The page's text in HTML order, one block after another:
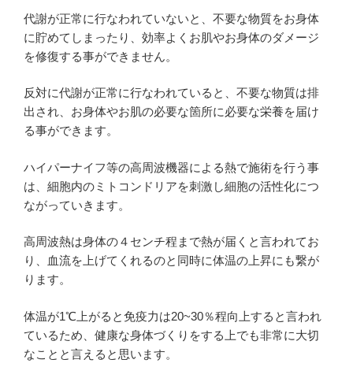
代謝が正常に行なわれていないと、不要な物質をお身体
に貯めてしまったり、効率よくお肌やお身体のダメージ
を修復する事ができません。
反対に代謝が正常に行なわれていると、不要な物質は排
出され、お身体やお肌の必要な箇所に必要な栄養を届け
る事ができます。
ハイパーナイフ等の高周波機器による熱で施術を行う事
は、細胞内のミトコンドリアを刺激し細胞の活性化につ
ながっていきます。
高周波熱は身体の４センチ程まで熱が届くと言われてお
り、血流を上げてくれるのと同時に体温の上昇にも繋が
ります。
体温が1℃上がると免疫力は20~30％程向上すると言われ
ているため、健康な身体づくりをする上でも非常に大切
なことと言えると思います。